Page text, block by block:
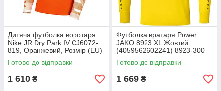
Дитяча футболка воротаря
Nike JR Dry Park IV CJ6072-
819, Оранжевий, Розмір (EU)
- 128cm
Готово до відправки
1 610 ₴
Футболка вратаря Power
JAKO 8923 XL Жовтий
(4059562602241) 8923-300
Готово до відправки
1 669 ₴